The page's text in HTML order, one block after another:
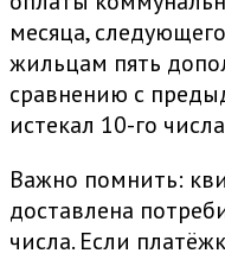
месяца,
жильцам пять
сравнению с
истекал 10-го числа
Важно помнить:
доставлена
числа. Если